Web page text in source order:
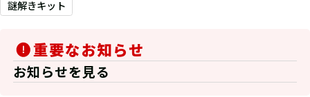
謎解きキット
重要なお知らせ
お知らせを見る